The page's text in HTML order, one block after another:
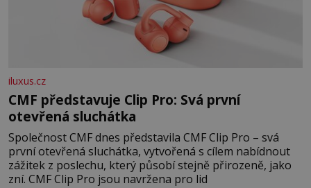
iluxus.cz
CMF představuje Clip Pro: Svá první
otevřená sluchátka
Společnost CMF dnes představila CMF Clip Pro – svá
první otevřená sluchátka, vytvořená s cílem nabídnout
zážitek z poslechu, který působí stejně přirozeně, jako
zní. CMF Clip Pro jsou navržena pro lid